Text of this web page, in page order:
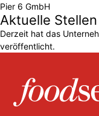
Pier 6 GmbH
Aktuelle
Derzeit hat das
veröffentlicht.